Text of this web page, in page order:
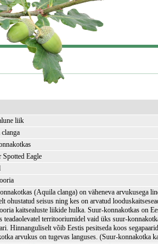
liik
clanga
Spotted Eagle
(Aquila clanga) on väheneva arvukusega
ohustatud seisus ning kes on arvatud
kaitsealuste liikide hulka. Suur-konnakotkas on
teadaolevatel territooriumidel vaid üks suur-
Hinnanguliselt võib Eestis pesitseda koos
arvukus on tugevas languses. (Suur-konnakotka